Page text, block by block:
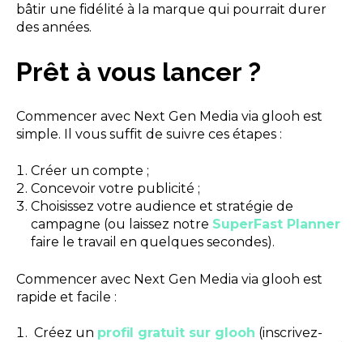
bâtir une fidélité à la marque qui pourrait durer
des années.
Prêt à vous lancer ?
Commencer avec Next Gen Media via glooh est
simple. Il vous suffit de suivre ces étapes :
Créer un compte ;
Concevoir votre publicité ;
Choisissez votre audience et stratégie de
campagne (ou laissez notre SuperFast Planner
faire le travail en quelques secondes).
Commencer avec Next Gen Media via glooh est
rapide et facile :
Créez un profil gratuit sur glooh (inscrivez-